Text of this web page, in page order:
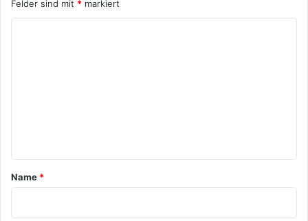
Felder sind mit * markiert
a
*
Name *